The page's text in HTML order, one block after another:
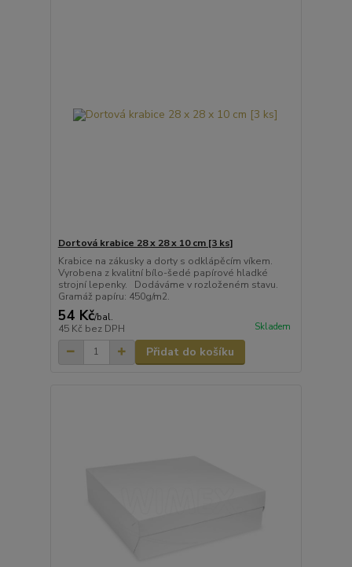
Dortová krabice 28 x 28 x 10 cm [3 ks]
Krabice na zákusky a dorty s odklápěcím víkem.
Vyrobena z kvalitní bílo-šedé papírové hladké
strojní lepenky. Dodáváme v rozloženém stavu.
Gramáž papíru: 450g/m2.
54 Kč/bal.
45 Kč bez DPH Skladem
Přidat do košíku